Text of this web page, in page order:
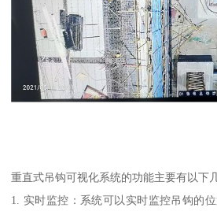
重直式吊钩可视化系统的功能主要有以下
1. 实时监控：系统可以实时监控吊钩的